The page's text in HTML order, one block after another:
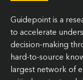
Guidepoint is a
to accelerate
decision‑making
hard-to-source
largest network of